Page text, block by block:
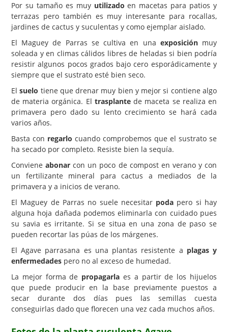
Por su tamaño es muy utilizado en macetas para patios y
terrazas pero también es muy interesante para rocallas,
jardines de cactus y suculentas y como ejemplar aislado.
El Maguey de Parras se cultiva en una exposiciónmuy
soleada y en climas cálidos libres de heladas si bien podría
resistir algunos pocos grados bajo cero esporádicamente y
siempre que el sustrato esté bien seco.
Elsuelo tiene que drenar muy bien y mejor si contiene algo
de materia orgánica. El trasplantede maceta se realiza en
primavera pero dado su lento crecimiento se hará cada
varios años.
Basta con regarlo cuando comprobemos que el sustrato se
ha secado por completo. Resiste bien la sequía.
Convieneabonar con un poco de compost en verano y con
un fertilizante mineral para cactus a mediados de la
primavera y a inicios de verano.
El Maguey de Parras no suele necesitar poda pero si hay
alguna hoja dañada podemos eliminarla con cuidado pues
su savia es irritante. Si se situa en una zona de paso se
pueden recortar las púas de los márgenes.
El Agave parrasana es una plantas resistente a plagas y
enfermedades pero no al exceso de humedad.
La mejor forma de propagarla es a partir de los hijuelos
que puede producir en la base previamente puestos a
secar durante dos días pues las semillas cuesta
conseguirlas dado que florecen una vez cada muchos años.